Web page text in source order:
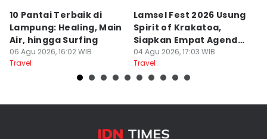
10 Pantai Terbaik di
Lampung: Healing, Main
Air, hingga Surfing
06 Agu 2026, 16:02 WIB
Travel
Lamsel Fest 2026 Usung
Spirit of Krakatoa,
Siapkan Empat Agenda
Utama
04 Agu 2026, 17:03 WIB
Travel